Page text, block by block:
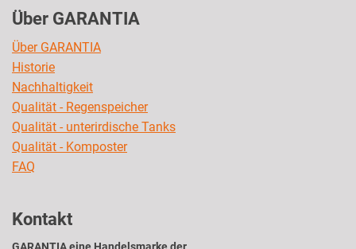
Über GARANTIA
Über GARANTIA
Historie
Nachhaltigkeit
Qualität - Regenspeicher
Qualität - unterirdische Tanks
Qualität - Komposter
FAQ
Kontakt